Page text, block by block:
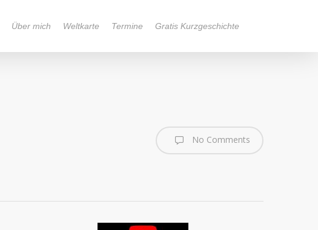
Über mich Weltkarte Termine Gratis Kurzgeschichte
No Comments